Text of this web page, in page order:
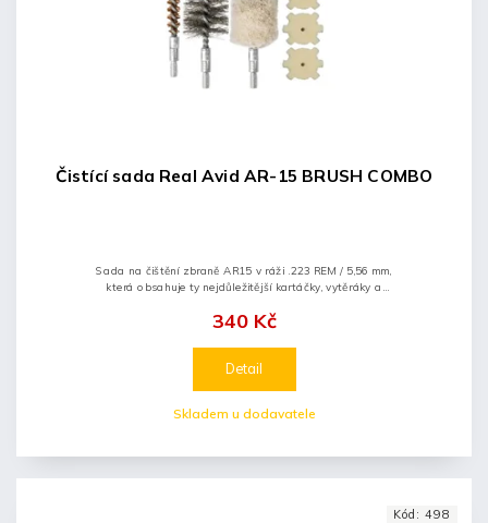
Čistící sada Real Avid AR-15 BRUSH COMBO
Skladem u dodavatele
340 Kč
Detail
Sada na čištění zbraně AR15 v ráži .223 REM / 5,56 mm,
která obsahuje ty nejdůležitější kartáčky, vytěráky a
Kód: 498